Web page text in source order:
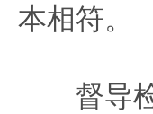
本相符。
督导检